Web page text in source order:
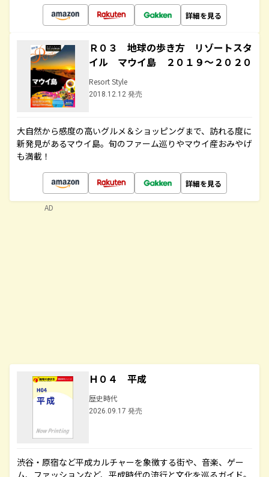
詳細を見る
Ｒ０３ 地球の歩き方 リゾートスタ
イル マウイ島 ２０１９～２０２０
Resort Style
2018.12.12 発売
大自然から感度の高いグルメ＆ショッピングまで、訪れる度に
新発見があるマウイ島。旬のファーム巡りやマウイ産おみやげ
も満載！
詳細を見る
Ｈ０４ 平成
歴史時代
2026.09.17 発売
渋谷・原宿など平成カルチャーを象徴する街や、音楽、ゲー
ム、ファッションなど、平成時代の流行と文化を巡るガイド。
AD